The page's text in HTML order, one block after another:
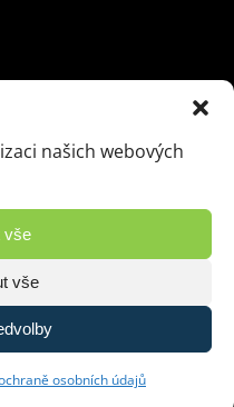
našich webových
vše
vše
osobních údajů
studio
údajů